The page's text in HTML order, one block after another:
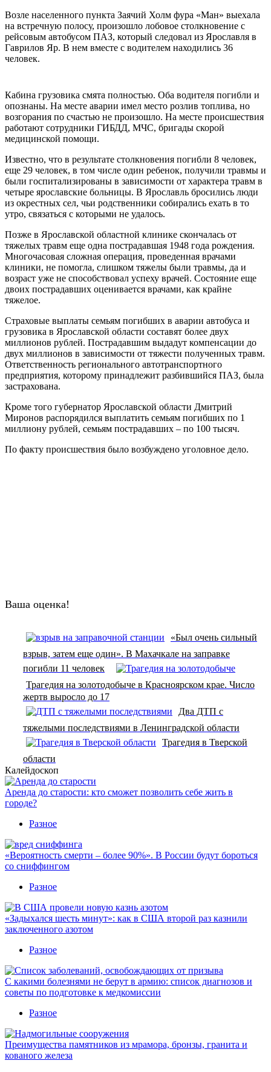
Возле населенного пункта Заячий Холм фура «Ман» выехала
на встречную полосу, произошло лобовое столкновение с
рейсовым автобусом ПАЗ, который следовал из Ярославля в
Гаврилов Яр. В нем вместе с водителем находились 36
человек.
Кабина грузовика смята полностью. Оба водителя погибли и
опознаны. На месте аварии имел место розлив топлива, но
возгорания по счастью не произошло. На месте происшествия
работают сотрудники ГИБДД, МЧС, бригады скорой
медицинской помощи.
Известно, что в результате столкновения погибли 8 человек,
еще 29 человек, в том числе один ребенок, получили травмы и
были госпитализированы в зависимости от характера травм в
четыре ярославские больницы. В Ярославль бросились люди
из окрестных сел, чьи родственники собирались ехать в то
утро, связаться с которыми не удалось.
Позже в Ярославской областной клинике скончалась от
тяжелых травм еще одна пострадавшая 1948 года рождения.
Многочасовая сложная операция, проведенная врачами
клиники, не помогла, слишком тяжелы были травмы, да и
возраст уже не способствовал успеху врачей. Состояние еще
двоих пострадавших оценивается врачами, как крайне
тяжелое.
Страховые выплаты семьям погибших в аварии автобуса и
грузовика в Ярославской области составят более двух
миллионов рублей. Пострадавшим выдадут компенсации до
двух миллионов в зависимости от тяжести полученных травм.
Ответственность регионального автотранспортного
предприятия, которому принадлежит разбившийся ПАЗ, была
застрахована.
Кроме того губернатор Ярославской области Дмитрий
Миронов распорядился выплатить семьям погибших по 1
миллиону рублей, семьям пострадавших – по 100 тысяч.
По факту происшествия было возбуждено уголовное дело.
Ваша оценка!
«Был очень сильный
взрыв, затем еще один». В Махачкале на заправке
погибли 11 человек
Трагедия на золотодобыче в Красноярском крае. Число
жертв выросло до 17
Два ДТП с
тяжелыми последствиями в Ленинградской области
Трагедия в Тверской
области
Калейдоскоп
Аренда до старости: кто сможет позволить себе жить в
городе?
Разное
«Вероятность смерти – более 90%». В России будут бороться
со сниффингом
Разное
«Задыхался шесть минут»: как в США второй раз казнили
заключенного азотом
Разное
С какими болезнями не берут в армию: список диагнозов и
советы по подготовке к медкомиссии
Разное
Преимущества памятников из мрамора, бронзы, гранита и
кованого железа